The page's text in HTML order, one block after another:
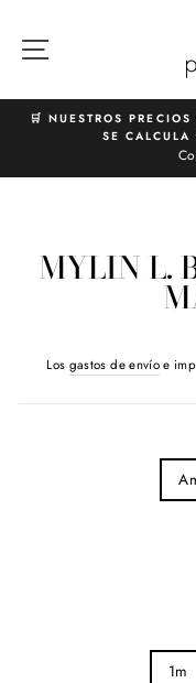
directamente
🛒 NUESTROS
SE
MYLIN L.
Los gastos de envíoe
1m